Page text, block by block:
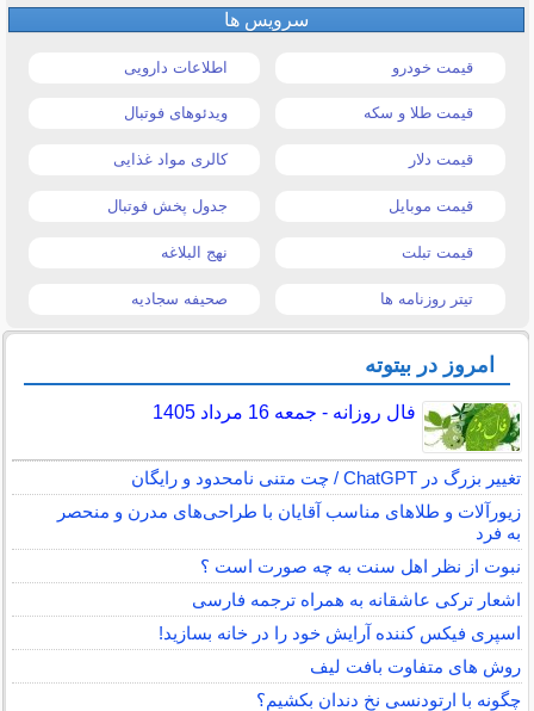
سرویس ها
قیمت خودرو اطلاعات دارویی
قیمت طلا و سکه ویدئوهای فوتبال
قیمت دلار کالری مواد غذایی
قیمت موبایل جدول پخش فوتبال
قیمت تبلت نهج البلاغه
تیتر روزنامه ها صحیفه سجادیه
امروز در بیتوته
فال روزانه - جمعه 16 مرداد 1405
تغییر بزرگ در ChatGPT / چت متنی نامحدود و رایگان
زیورآلات و طلاهای مناسب آقایان با طراحی‌های مدرن و منحصر
به فرد
نبوت از نظر اهل سنت به چه صورت است ؟
اشعار ترکی عاشقانه به همراه ترجمه فارسی
اسپری فیکس کننده آرایش خود را در خانه بسازید!
روش های متفاوت بافت لیف
چگونه با ارتودنسی نخ دندان بکشیم؟